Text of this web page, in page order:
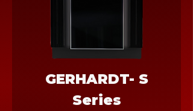
GERHARDT- S
Series